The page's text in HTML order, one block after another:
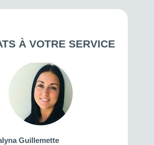
À VOTRE SERVICE
Guillemette